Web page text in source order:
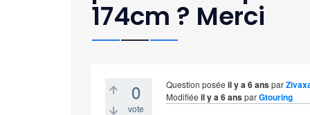
174cm ? Merci
0
vote
Question posée il y a 6 anspar
Modifiée il y a 6 ansparGtouring